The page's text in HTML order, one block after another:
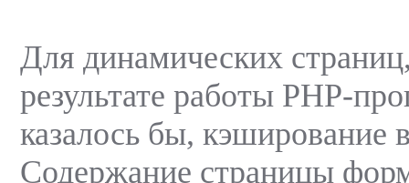
Для динамических
результате работы PHP-
казалось бы, кэширование
Содержание страницы